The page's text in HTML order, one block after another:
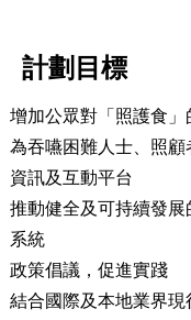
計劃目標
增加公眾對「照護食」
為吞嚥困難人士、照
資訊及互動平台
推動健全及可持續發
系統
政策倡議，促進實踐
結合國際及本地業界